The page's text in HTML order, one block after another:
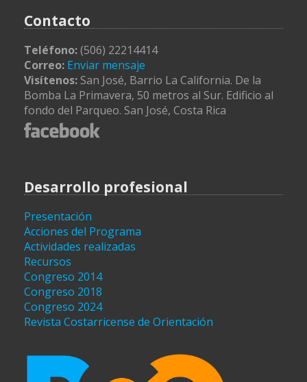
Contacto
Teléfono:(506) 22214414
Correo: Enviar mensaje
Visítenos: San José, Barrio La California. De la
Bomba La Primavera, 50 metros al Sur. Edificio al
fondo del Parqueo. San José, Costa Rica
Desarrollo profesional
Presentación
Acciones del Programa
Actividades realizadas
Recursos
Congreso 2014
Congreso 2018
Congreso 2024
Revista Costarricense de Orientación